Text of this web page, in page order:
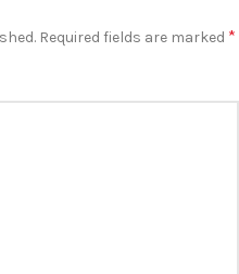
Required fields are marked *